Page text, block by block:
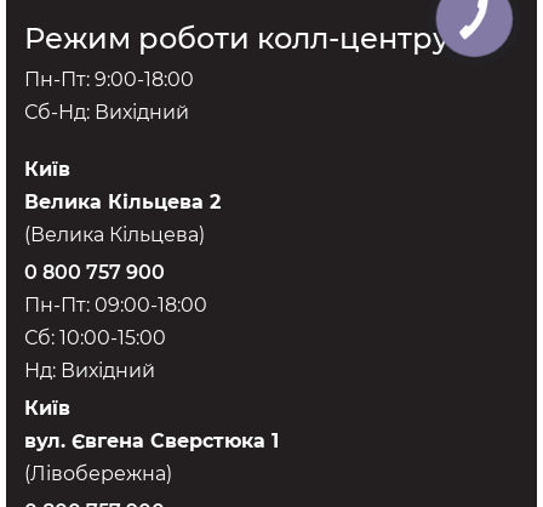
Режим роботи колл-центру
Пн-Пт: 9:00-18:00
Сб-Нд: Вихідний
Київ
Велика Кільцева 2
(Велика Кільцева)
0 800 757 900
Пн-Пт: 09:00-18:00
Сб: 10:00-15:00
Нд: Вихідний
Київ
вул. Євгена Сверстюка 1
(Лівобережна)